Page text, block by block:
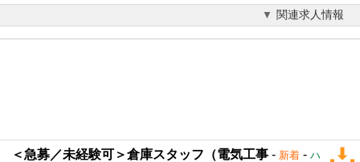
関連求人情報
＜急募／未経験可＞倉庫スタッフ（電気工事 - 新着 - ハ